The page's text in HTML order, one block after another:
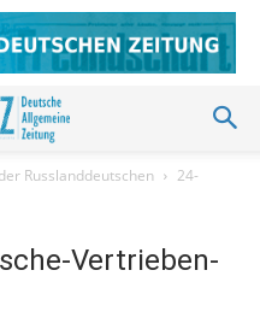
Russlanddeutschen
24-
Vertrieben-